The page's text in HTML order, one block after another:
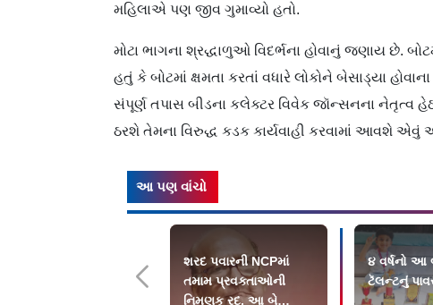
મહિલાએ પણ જીવ ગુમાવ્યો હતો.
મોટા ભાગના શ્રદ્ધાળુઓ વિદર્ભના હોવાનું જણાય છે.
હતું કે બોટમાં ક્ષમતા કરતાં વધારે લોકોને બેસાડ્યા
સંપૂર્ણ તપાસ બીડના કલેક્ટર વિવેક જૉન્સનના નેતૃત્વ
ઠરશે તેમના વિરુદ્ધ કડક કાર્યવાહી કરવામાં આવશે
આ પણ વાંચો
શરદ પવારની NCPમાં
તમામ પ્રવક્તાઓની
નિમણૂક રદ, આ બે
૪ વર્ષનો આ
ટૅલન્ટનું